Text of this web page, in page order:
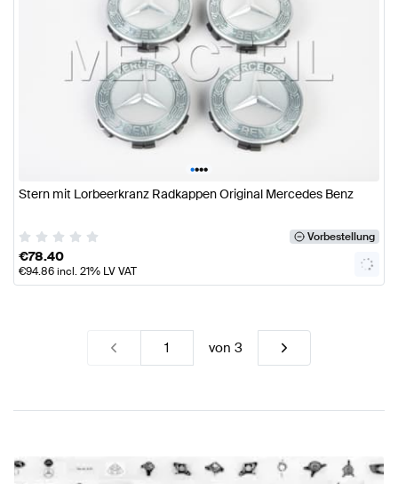
••••
Stern mit Lorbeerkranz Radkappen Original Mercedes Benz
Vorbestellung
€78.40
€94.86incl. 21% LV VAT
von 3